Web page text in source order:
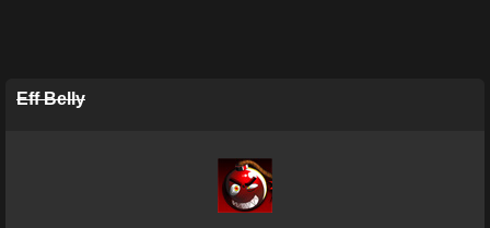
Eff Belly